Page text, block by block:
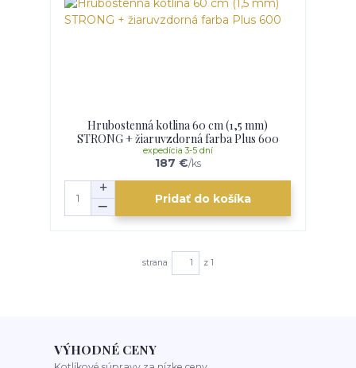
Hrubostenná kotlina 60 cm (1,5 mm)
STRONG + žiaruvzdorná farba Plus 600
187 €/ks
expedícia 3-5 dní
Pridať do košíka
strana z 1
VÝHODNÉ CENY